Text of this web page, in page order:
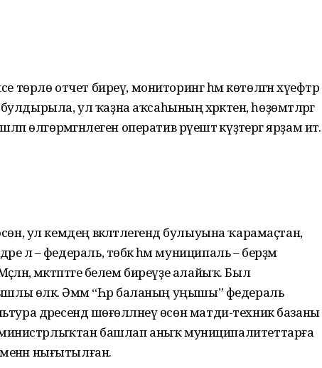
төрлө отчет биреү, мониторинг һәм көтөлгән хәүефтәр
ул ҡаҙна аҡсаһының хәрәкәтен, һөҙөмтәләргә
өлгөрмәгәнлеген оператив рәүештә күҙәтергә ярҙам итә.
ул кемдең вәкәләтлегендә булыуына ҡарамаҫ­тан,
лә – федераль, төбәк һәм муниципаль – берҙәм
мәктәптәге белем биреүҙе алайыҡ. Был
өлкә. Әммә “Һәр баланың уңышы” федераль
дәресендә шөғөлләнеү өсөн матди-техник базаны
башлап аныҡ муниципалитеттарға
нығытылған.